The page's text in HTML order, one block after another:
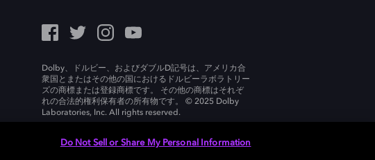
Dolby、ドルビー、およびダブルD記号は、アメリカ合
衆国とまたはその他の国におけるドルビーラボラトリー
ズの商標または登録商標です。 その他の商標はそれぞ
れの合法的権利保有者の所有物です。 © 2025 Dolby
Laboratories, Inc. All rights reserved.
Do Not Sell or Share My Personal Information